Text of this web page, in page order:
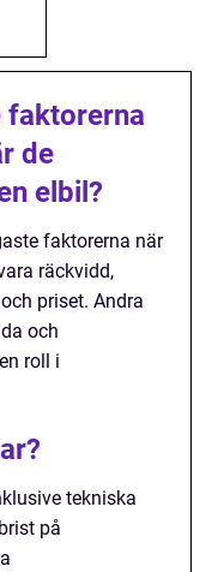
faktorerna
de
elbil?
faktorerna när
räckvidd,
priset. Andra
och
roll i
tekniska
på